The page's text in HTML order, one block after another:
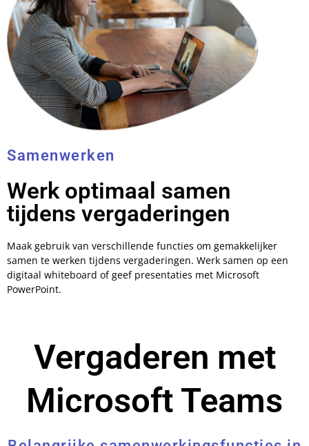
Samenwerken
Werk optimaal samen
tijdens vergaderingen
Maak gebruik van verschillende functies om gemakkelijker
samen te werken tijdens vergaderingen. Werk samen op een
digitaal whiteboard of geef presentaties met Microsoft
PowerPoint.
Vergaderen met
Microsoft Teams